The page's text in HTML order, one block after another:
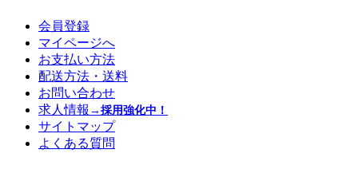
会員登録
マイページへ
お支払い方法
配送方法・送料
お問い合わせ
求人情報 →採用強化中！
サイトマップ
よくある質問